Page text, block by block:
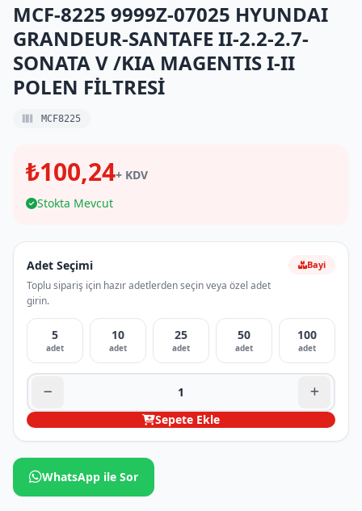
MCF-8225 9999Z-07025 HYUNDAI
GRANDEUR-SANTAFE II-2.2-2.7-
SONATA V /KIA MAGENTIS I-II
POLEN FİLTRESİ
MCF8225
₺100,24+ KDV
Stokta Mevcut
Adet Seçimi
Toplu sipariş için hazır adetlerden seçin veya özel adet
girin.
Bayi
5
adet
10
adet
25
adet
50
adet
100
adet
Sepete Ekle
WhatsApp ile Sor